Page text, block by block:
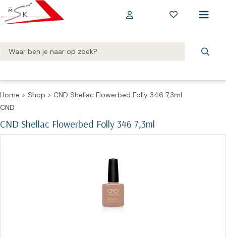
Home > Shop > CND Shellac Flowerbed Folly 346 7,3ml
CND Shellac Flowerbed Folly 346 7,3ml
CND